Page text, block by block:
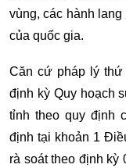
vùng, các hành
của quốc gia.
Căn cứ pháp lý thứ
định kỳ Quy hoạch
tỉnh theo quy định
định tại khoản 1
rà soát theo định kỳ